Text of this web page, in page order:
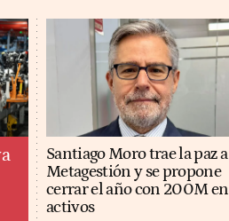
Santiago Moro trae la paz a
Metagestión y se propone
cerrar el año con 200M en
activos